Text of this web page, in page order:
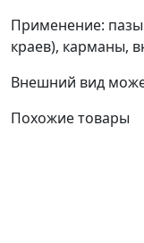
Применение: пазы
краев), карманы,
Внешний вид
Похожие товары